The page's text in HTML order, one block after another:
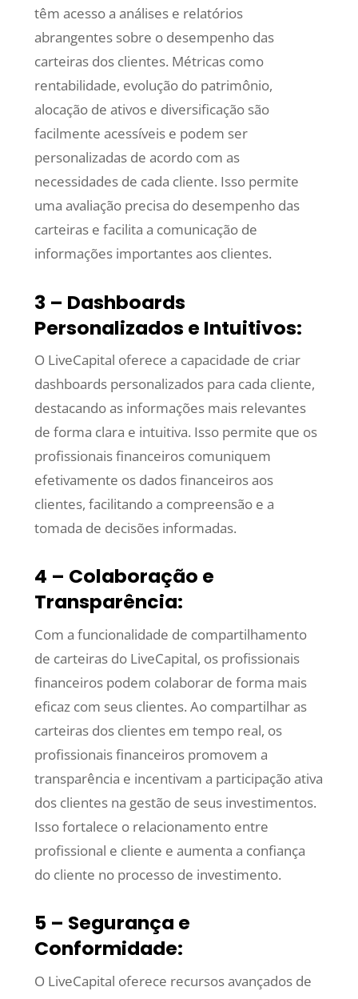
têm acesso a análises e relatórios
abrangentes sobre o desempenho das
carteiras dos clientes. Métricas como
rentabilidade, evolução do patrimônio,
alocação de ativos e diversificação são
facilmente acessíveis e podem ser
personalizadas de acordo com as
necessidades de cada cliente. Isso permite
uma avaliação precisa do desempenho das
carteiras e facilita a comunicação de
informações importantes aos clientes.
3 – Dashboards
Personalizados e Intuitivos:
O LiveCapital oferece a capacidade de criar
dashboards personalizados para cada cliente,
destacando as informações mais relevantes
de forma clara e intuitiva. Isso permite que os
profissionais financeiros comuniquem
efetivamente os dados financeiros aos
clientes, facilitando a compreensão e a
tomada de decisões informadas.
4 – Colaboração e
Transparência:
Com a funcionalidade de compartilhamento
de carteiras do LiveCapital, os profissionais
financeiros podem colaborar de forma mais
eficaz com seus clientes. Ao compartilhar as
carteiras dos clientes em tempo real, os
profissionais financeiros promovem a
transparência e incentivam a participação ativa
dos clientes na gestão de seus investimentos.
Isso fortalece o relacionamento entre
profissional e cliente e aumenta a confiança
do cliente no processo de investimento.
5 – Segurança e
Conformidade:
O LiveCapital oferece recursos avançados de